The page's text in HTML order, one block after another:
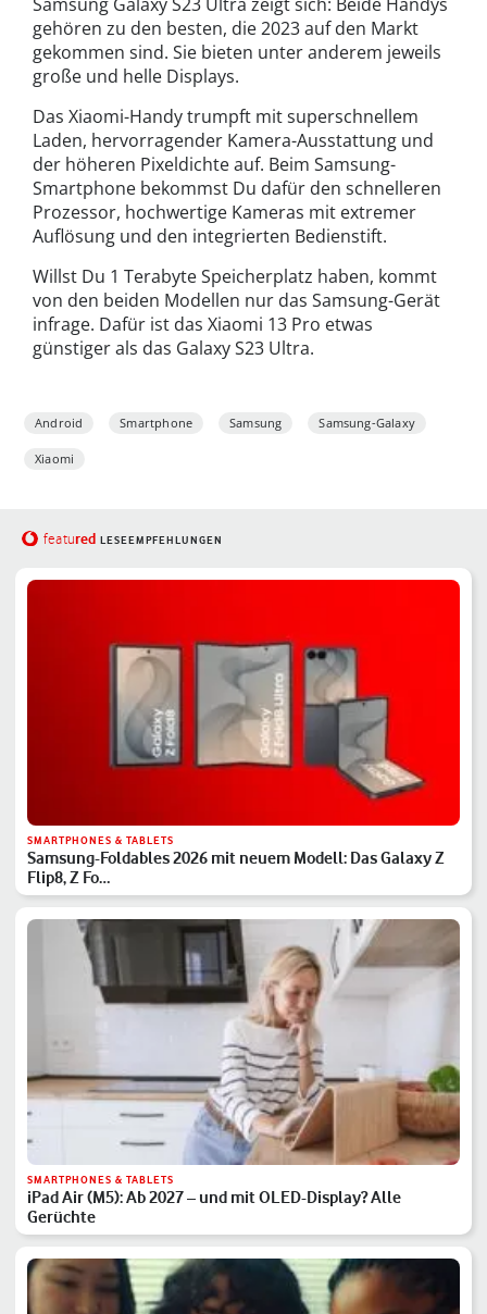
gehören zu den besten, die 2023 auf den Markt
gekommen sind. Sie bieten unter anderem jeweils
große und helle Displays.
Das Xiaomi-Handy trumpft mit superschnellem
Laden, hervorragender Kamera-Ausstattung und
der höheren Pixeldichte auf. Beim Samsung-
Smartphone bekommst Du dafür den schnelleren
Prozessor, hochwertige Kameras mit extremer
Auflösung und den integrierten Bedienstift.
Willst Du 1 Terabyte Speicherplatz haben, kommt
von den beiden Modellen nur das Samsung-Gerät
infrage. Dafür ist das Xiaomi 13 Pro etwas
günstiger als das Galaxy S23 Ultra.
Android Smartphone Samsung Samsung-Galaxy
Xiaomi
featured LESEEMPFEHLUNGEN
SMARTPHONES & TABLETS
Samsung-Foldables 2026 mit neuem Modell: Das Galaxy Z
Flip8, Z Fo…
SMARTPHONES & TABLETS
iPad Air (M5): Ab 2027 – und mit OLED-Display? Alle
Gerüchte